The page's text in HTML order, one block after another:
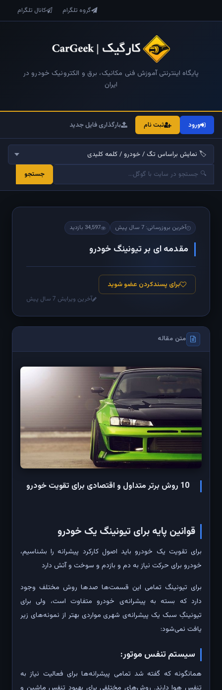
گروه تلگرام کانال تلگرام
پایگاه اینترنتی آموزش فنی مکانیک، برق و الکترونیک خودرو در
ایران
ورود ثبت نام بارگذاری فایل جدید
جستجو
آخرین بروزرسانی: 7 سال پیش 34,597 بازدید
مقدمه ای بر تیونینگ خودرو
برای پسندکردن عضو شوید
آخرین ویرایش 7 سال پیش
متن مقاله
10 روش برتر متداول و اقتصادی برای تقویت خودرو
قوانین پایه برای تیونینگ یک خودرو
برای تقویت یک خودرو باید اصول کارکرد پیشرانه را بشناسیم،
خودرو برای حرکت نیاز به دم و بازدم و سوخت و آتش دارد
برای تیونینگ تمامی این قسمت‌ها صدها روش مختلف وجود
دارد که بسته به پیشرانه‌ی خودرو متفاوت است، ولی برای
تیونینگِ سبک یک پیشرانه‌ی شهری مواردی بهتر از نمونه‌های زیر
یافت نمی‌شود:
سیستم تنفس موتور:
همانگونه که گفته شد تمامی پیشرانه‌ها برای فعالیت نیاز به